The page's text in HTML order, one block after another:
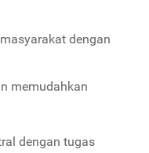
dengan
memudahkan
dengan tugas